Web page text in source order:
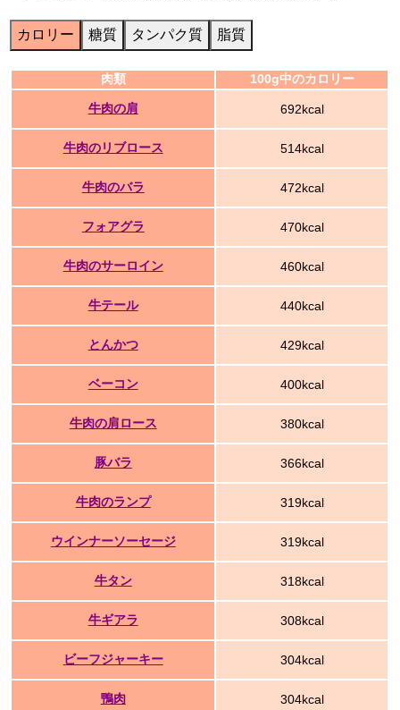
カロリー 糖質 タンパク質 脂質
肉類 100g中のカロリー
牛肉の肩 692kcal
牛肉のリブロース 514kcal
牛肉のバラ 472kcal
フォアグラ 470kcal
牛肉のサーロイン 460kcal
牛テール 440kcal
とんかつ 429kcal
ベーコン 400kcal
牛肉の肩ロース 380kcal
豚バラ 366kcal
牛肉のランプ 319kcal
ウインナーソーセージ 319kcal
牛タン 318kcal
牛ギアラ 308kcal
ビーフジャーキー 304kcal
鴨肉 304kcal